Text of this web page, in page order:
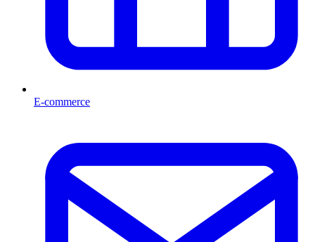
E-commerce